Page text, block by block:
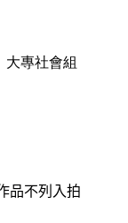
大專社會組
品不列入拍